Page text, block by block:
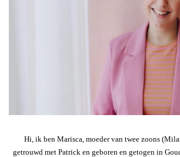
Hi, ik ben Marisca, moeder van twee zoons
getrouwd met Patrick en geboren en getogen in